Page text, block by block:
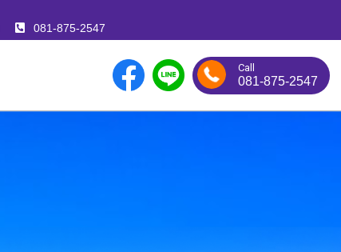
081-875-2547
Call
081-875-2547